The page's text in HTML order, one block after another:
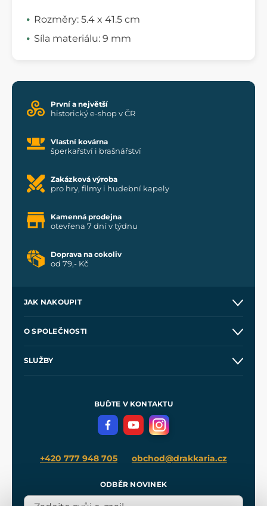
Rozměry: 5.4 x 41.5 cm
Síla materiálu: 9 mm
První a největší
historický e-shop v ČR
Vlastní kovárna
šperkařství i brašnářství
Zakázková výroba
pro hry, filmy i hudební kapely
Kamenná prodejna
otevřena 7 dní v týdnu
Doprava na cokoliv
od 79,- Kč
JAK NAKOUPIT
Velkoobchod
O SPOLEČNOSTI
SLUŽBY
Meče pro Kingdom Come
BUĎTE V KONTAKTU
+420 777 948 705 obchod@drakkaria.cz
ODBĚR NOVINEK